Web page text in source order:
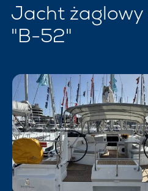
Jacht żaglowy
"B-52"